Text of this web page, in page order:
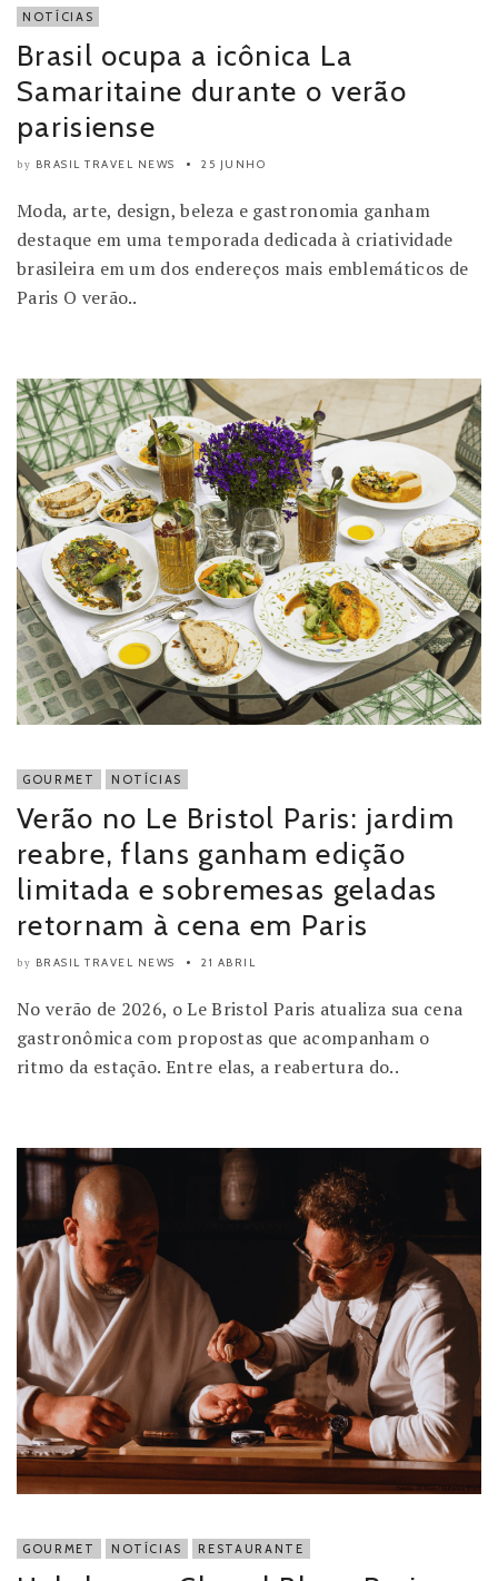
NOTÍCIAS
Brasil ocupa a icônica La
Samaritaine durante o verão
parisiense
by BRASIL TRAVEL NEWS 25 JUNHO
Moda, arte, design, beleza e gastronomia ganham
destaque em uma temporada dedicada à criatividade
brasileira em um dos endereços mais emblemáticos de
Paris O verão..
GOURMET NOTÍCIAS
Verão no Le Bristol Paris: jardim
reabre, flans ganham edição
limitada e sobremesas geladas
retornam à cena em Paris
by BRASIL TRAVEL NEWS 21 ABRIL
No verão de 2026, o Le Bristol Paris atualiza sua cena
gastronômica com propostas que acompanham o
ritmo da estação. Entre elas, a reabertura do..
GOURMET NOTÍCIAS RESTAURANTE